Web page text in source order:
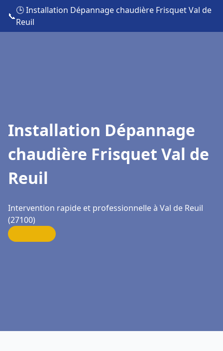
📞
🕒 Installation Dépannage chaudière Frisquet Val de
Reuil
Installation Dépannage
chaudière Frisquet Val de
Reuil
Intervention rapide et professionnelle à Val de Reuil
(27100)